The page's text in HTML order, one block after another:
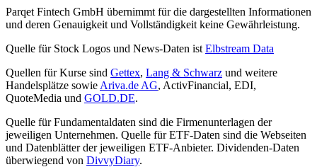
Parqet Fintech GmbH übernimmt für die dargestellten Informationen
und deren Genauigkeit und Vollständigkeit keine Gewährleistung.
Quelle für Stock Logos und News-Daten ist Elbstream Data
Quellen für Kurse sind Gettex, Lang & Schwarz und weitere
Handelsplätze sowie Ariva.de AG, ActivFinancial, EDI,
QuoteMedia und GOLD.DE.
Quelle für Fundamentaldaten sind die Firmenunterlagen der
jeweiligen Unternehmen. Quelle für ETF-Daten sind die Webseiten
und Datenblätter der jeweiligen ETF-Anbieter. Dividenden-Daten
überwiegend von DivvyDiary.